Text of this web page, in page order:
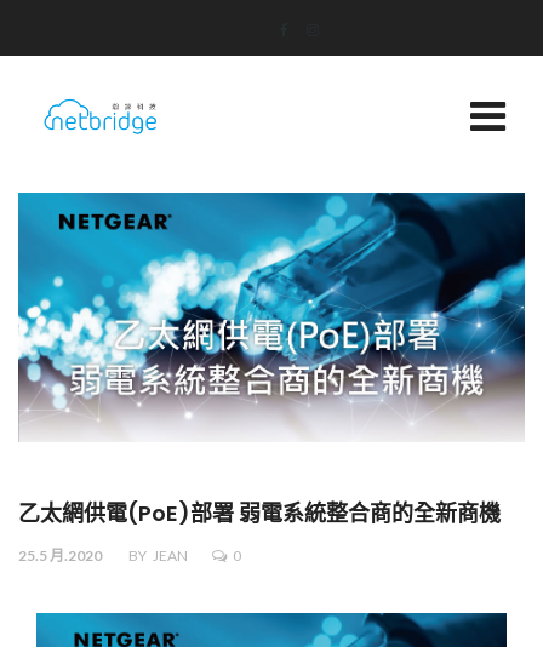
乙太網供電(PoE)部署 弱電系統整合商的全新商機
25.5 月.2020 BY JEAN 0